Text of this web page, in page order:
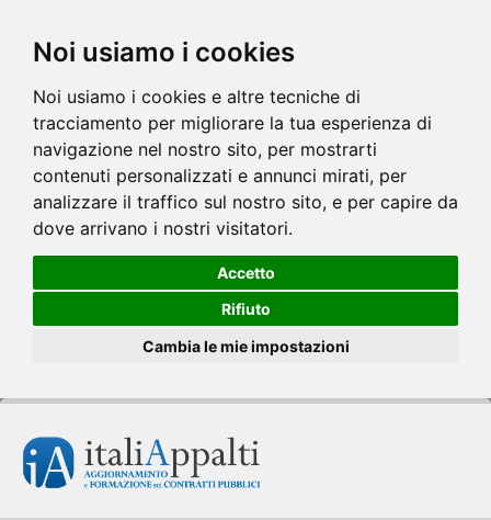
Noi usiamo i cookies
Noi usiamo i cookies e altre tecniche di
tracciamento per migliorare la tua esperienza di
navigazione nel nostro sito, per mostrarti
contenuti personalizzati e annunci mirati, per
analizzare il traffico sul nostro sito, e per capire da
dove arrivano i nostri visitatori.
Accetto
Rifiuto
Cambia le mie impostazioni